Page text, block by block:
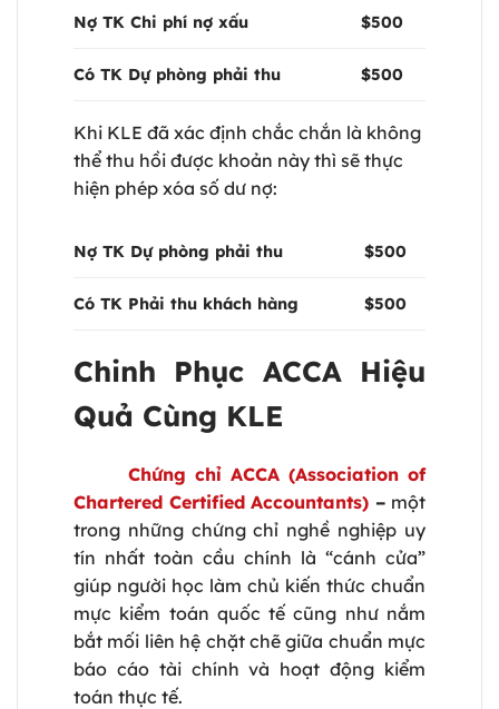
Nợ TK Chi phí nợ xấu $500
Có TK Dự phòng phải thu $500
Khi KLE đã xác định chắc chắn là không
thể thu hồi được khoản này thì sẽ thực
hiện phép xóa số dư nợ:
Nợ TK Dự phòng phải thu $500
Có TK Phải thu khách hàng $500
Chinh Phục ACCA Hiệu
Quả Cùng KLE
Chứng chỉ ACCA (Association of
Chartered Certified Accountants) – một
trong những chứng chỉ nghề nghiệp uy
tín nhất toàn cầu chính là “cánh cửa”
giúp người học làm chủ kiến thức chuẩn
mực kiểm toán quốc tế cũng như nắm
bắt mối liên hệ chặt chẽ giữa chuẩn mực
báo cáo tài chính và hoạt động kiểm
toán thực tế.